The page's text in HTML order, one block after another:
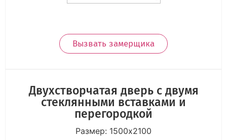
Вызвать замерщика
Двухстворчатая дверь с двумя
стеклянными вставками и
перегородкой
Размер: 1500х2100